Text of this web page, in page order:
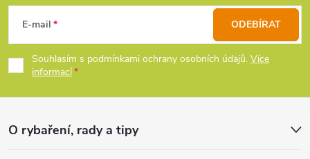
c
í
p
r
v
p
a
E-mail
Souhlasím s podmínkami ochrany osobních údajů. Více
informací
ODEBÍRAT
O rybaření, rady a tipy